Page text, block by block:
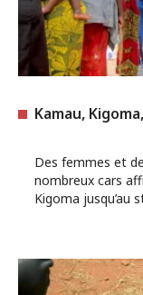
Kamau,
Des femmes et
nombreux cars
Kigoma jusqu’au